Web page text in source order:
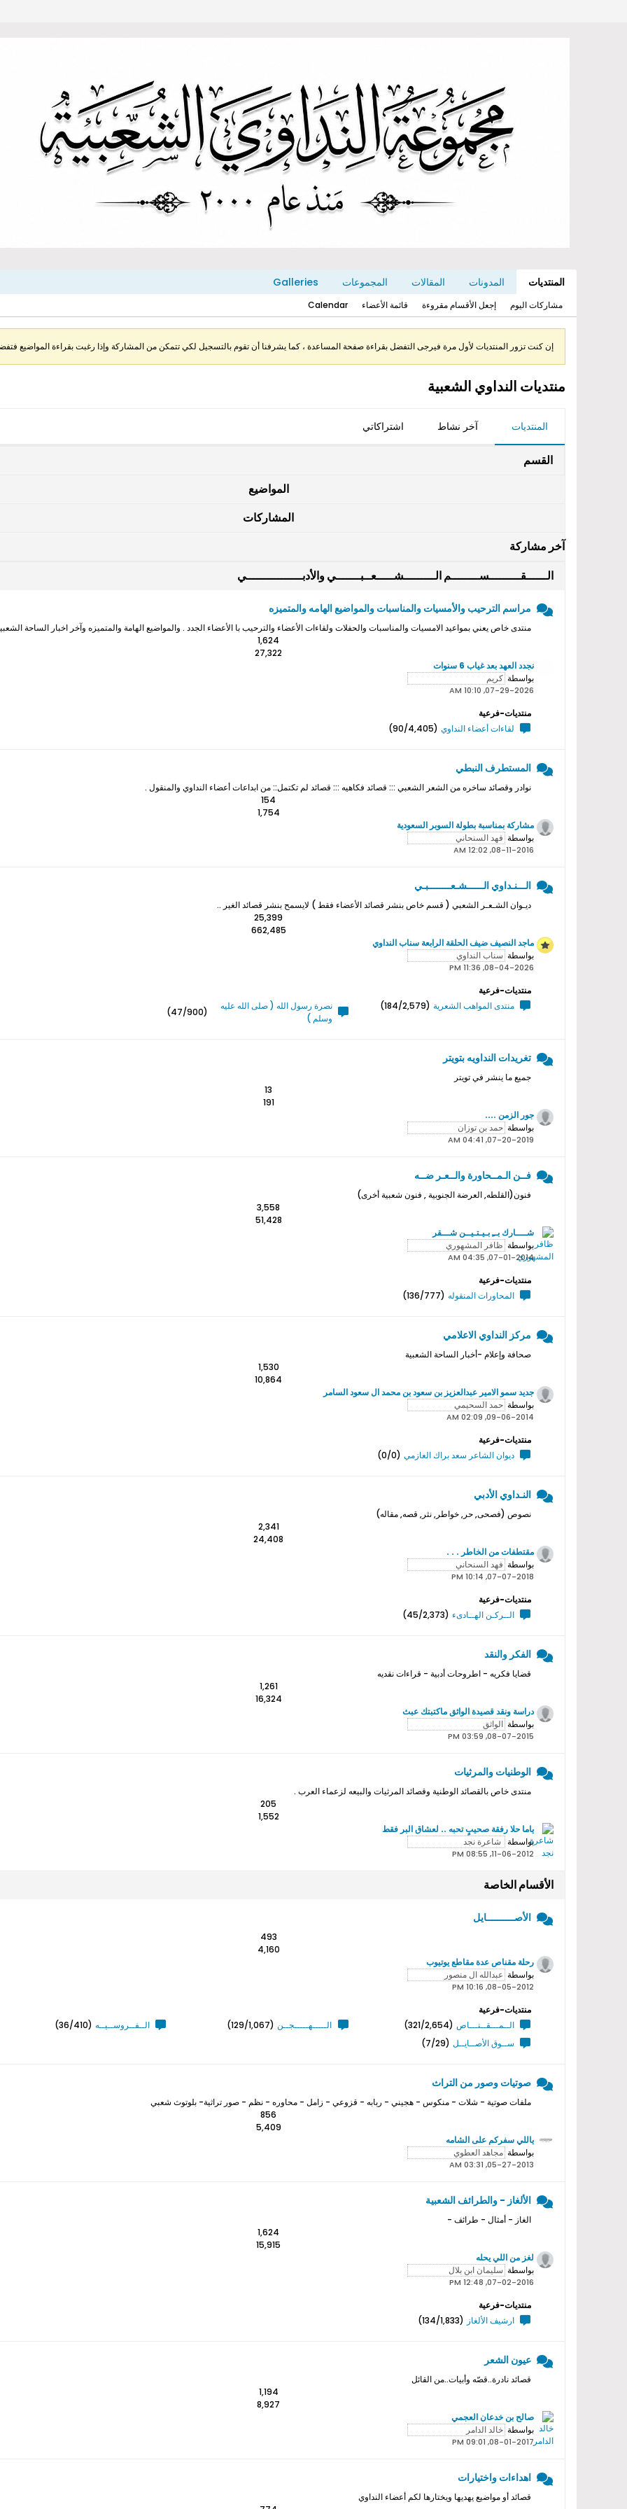
المنتديات المدونات المقالات المجموعات Galleries
مشاركات اليوم إجعل الأقسام مقروءة قائمة الأعضاء Calendar
إن كنت تزور المنتديات لأول مرة فيرجى التفضل بقراءة صفحة المساعدة ، كما يشرفنا أن تقوم بالتسجيل لكي تتمكن من المشاركة وإذا رغبت بقراءة المواضيع
منتديات النداوي الشعبية
المنتديات آخر نشاط اشتراكاتي
القسم
المواضيع
المشاركات
آخر مشاركة
الــــــقـــــــــســــــــم الـــــــــشـــــعــبـــــــي والأدبــــــــــــــــي
مراسم الترحيب والأمسيات والمناسبات والمواضيع الهامه والمتميزه
منتدى خاص يعني بمواعيد الامسيات والمناسبات والحفلات ولقاءات الأعضاء والترحيب با الأعضاء الجدد . والمواضيع الهامة والمتميزه وآخر اخبار الساحة
1,624
27,322
نجدد العهد بعد غياب 6 سنوات
بواسطة
07-29-2026, 10:10 AM
منتديات-فرعية
لقاءات أعضاء النداوي (90/4,405)
المستطرف النبطي
نوادر وقصائد ساخره من الشعر الشعبي ::: قصائد فكاهيه ::: قصائد لم تكتمل:: من ابداعات أعضاء النداوي والمنقول .
154
1,754
مشاركة بمناسبة بطولة السوبر السعودية
بواسطة
08-11-2016, 12:02 AM
الـــنـداوي الــــــشـعــــــــبـي
ديـوان الشـعـر الشعبي ( قسم خاص بنشر قصائد الأعضاء فقط ) لايسمح بنشر قصائد الغير ..
25,399
662,485
ماجد النصيف ضيف الحلقة الرابعة سناب النداوي
بواسطة
08-04-2026, 11:36 PM
منتديات-فرعية
منتدى المواهب الشعرية (184/2,579)
نصرة رسول الله ( صلى الله عليه
وسلم )
(47/900)
تغريدات النداويه بتويتر
جميع ما ينشر في تويتر
13
191
جور الزمن ....
بواسطة
07-20-2019, 04:41 AM
فــن الـمــحاورة والــعـر ضــه
فنون(القلطه, العرضة الجنوبية , فنون شعبية أخرى)
3,558
51,428
شــــارك بــِ بـيـتـيــن شـــقر
بواسطة
07-01-2014, 04:35 AM
منتديات-فرعية
المحاورات المنقوله (136/777)
مركز النداوي الاعلامي
صحافة وإعلام -أخبار الساحة الشعبية
1,530
10,864
جديد سمو اﻻمير عبدالعزيز بن سعود بن محمد ال سعود السامر
بواسطة
09-06-2014, 02:09 AM
منتديات-فرعية
ديوان الشاعر سعد براك العازمي (0/0)
النـداوي الأدبي
نصوص (فصحى, حر, خواطر, نثر, قصه, مقاله)
2,341
24,408
مقتطفات من الخاطر . . .
بواسطة
07-07-2018, 10:14 PM
منتديات-فرعية
الــركـن الهــادىء (45/2,373)
الفكر والنقد
قضايا فكريه - اطروحات أدبية - قراءات نقديه
1,261
16,324
دراسة ونقد قصيدة الواثق ماكتبتك عبث
بواسطة
08-07-2015, 03:59 PM
الوطنيات والمرثيات
منتدى خاص بالقصائد الوطنية وقصائد المرثيات والبيعه لزعماء العرب .
205
1,552
ياما حلا رفقة صحيبٍ تحبه .. لعشاق البر فقط
بواسطة
11-06-2012, 08:55 PM
الأقسام الخاصة
الأصــــــــــايل
493
4,160
رحلة مقناص عدة مقاطع يوتيوب
بواسطة
08-05-2012, 10:16 PM
منتديات-فرعية
الــمـــقــنـــاص (321/2,654) الـــــهـــــجــن (129/1,067) الــفــروســيــه (36/410)
ســوق الأصــايــل (7/29)
صوتيات وصور من التراث
ملفات صوتية - شلات - منكوس - هجيني - ربابه - قزوعي - زامل - محاوره - نظم - صور تراثية- بلوتوث شعبي
856
5,409
ياللي سفركم على الشامه
بواسطة
05-27-2013, 03:31 AM
الألغاز - والطرائف الشعبية
الغاز - أمثال - طرائف -
1,624
15,915
لغز من اللي يحله
بواسطة
07-02-2016, 12:48 PM
منتديات-فرعية
ارشيف الألغاز (134/1,833)
عيون الشعر
قصائد نادرة..قصّه وأبيات..من القائل
1,194
8,927
صالح بن خدعان العجمي
بواسطة
08-01-2017, 09:01 PM
اهداءات واختيارات
قصائد أو مواضيع يهديها ويختارها لكم أعضاء النداوي